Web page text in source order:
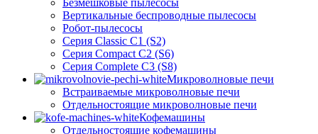
Безмешковые пылесосы
Вертикальные беспроводные пылесосы
Робот-пылесосы
Серия Classic C1 (S2)
Серия Compact C2 (S6)
Серия Complete C3 (S8)
Микроволновые печи
Встраиваемые микроволновые печи
Отдельностоящие микроволновые печи
Кофемашины
Отдельностоящие кофемашины